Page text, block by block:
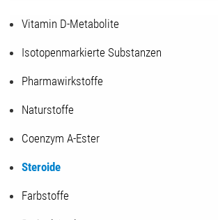
Vitamin D-Metabolite
Isotopenmarkierte Substanzen
Pharmawirkstoffe
Naturstoffe
Coenzym A-Ester
Steroide
Farbstoffe